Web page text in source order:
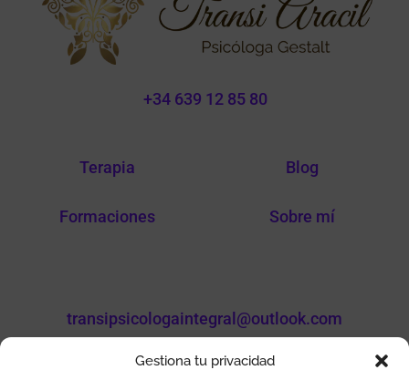
Gestiona tu privacidad
+34 639 12 85 80
Terapia
Formaciones
Blog
Sobre mí
transipsicologaintegral@outlook.com